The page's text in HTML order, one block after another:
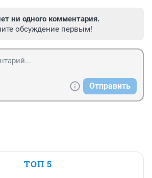
ни одного комментария.
обсуждение первым!
Отправить
ТОП 5